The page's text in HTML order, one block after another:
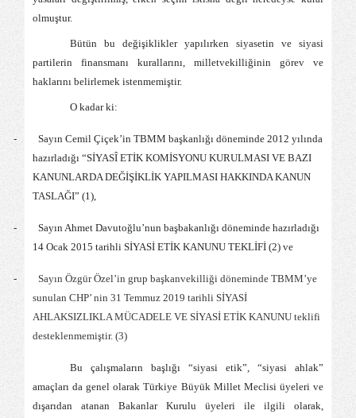
olmuştur.
Bütün bu değişiklikler yapılırken siyasetin ve siyasi
partilerin finansmanı kurallarını, milletvekilliğinin görev ve
haklarını belirlemek istenmemiştir.
O kadar ki:
-
Sayın Cemil Çiçek’in TBMM başkanlığı döneminde 2012 yılında
hazırladığı “SİYASÎ ETİK KOMİSYONU KURULMASI VE BAZI
KANUNLARDA DEĞİŞİKLİK YAPILMASI HAKKINDA KANUN
TASLAĞI” (1),
-
Sayın Ahmet Davutoğlu’nun başbakanlığı döneminde hazırladığı
14 Ocak 2015 tarihli SİYASİ ETİK KANUNU TEKLİFİ (2) ve
-
Sayın Özgür Özel’in grup başkanvekilliği döneminde TBMM’ye
sunulan CHP’ nin 31 Temmuz 2019 tarihli SİYASİ
AHLAKSIZLIKLA MÜCADELE VE SİYASİ ETİK KANUNU teklifi
desteklenmemiştir. (3)
Bu çalışmaların başlığı “siyasi etik”, “siyasi ahlak”
amaçları da genel olarak Türkiye Büyük Millet Meclisi üyeleri ve
dışarıdan atanan Bakanlar Kurulu üyeleri ile ilgili olarak,